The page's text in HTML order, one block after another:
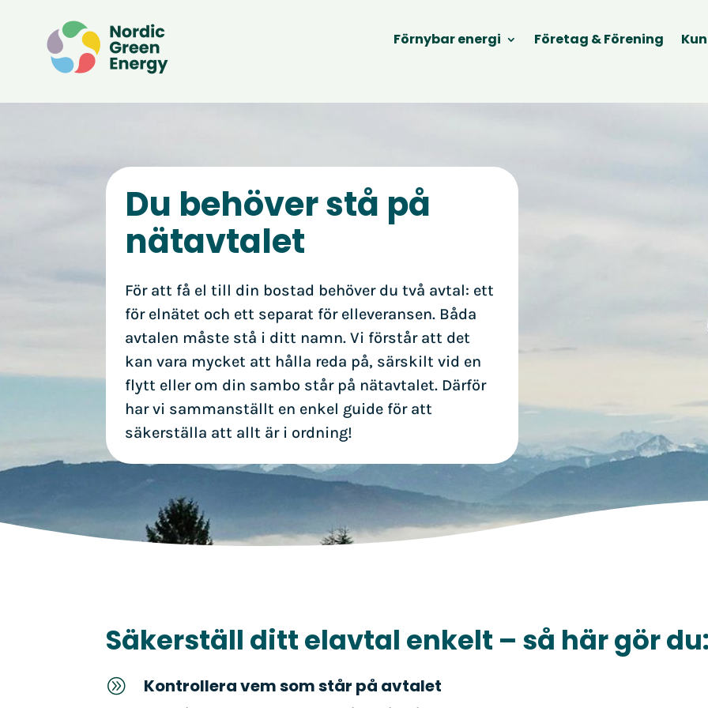
Förnybar energi Företag & Förening
Du behöver stå på
nätavtalet
För att få el till din bostad behöver du två avtal: ett
för elnätet och ett separat för elleveransen. Båda
avtalen måste stå i ditt namn. Vi förstår att det
kan vara mycket att hålla reda på, särskilt vid en
flytt eller om din sambo står på nätavtalet. Därför
har vi sammanställt en enkel guide för att
säkerställa att allt är i ordning!
Säkerställ ditt elavtal enkelt – så här gör
A Kontrollera vem som står på avtalet